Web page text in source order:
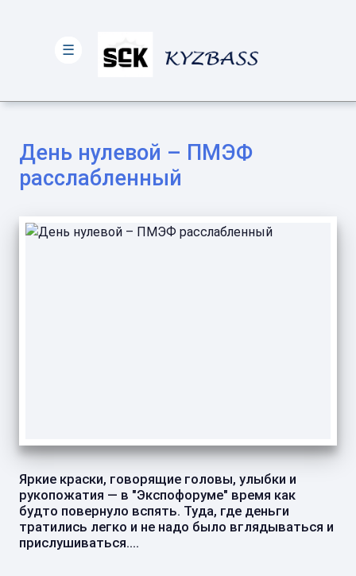
День нулевой – ПМЭФ
расслабленный
Яркие краски, говорящие головы, улыбки и
рукопожатия — в "Экспофоруме" время как
будто повернуло вспять. Туда, где деньги
тратились легко и не надо было вглядываться и
прислушиваться....
☰